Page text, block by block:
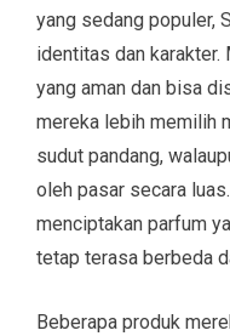
yang sedang populer,
identitas dan karakter.
yang aman dan bisa
mereka lebih memilih
sudut pandang,
oleh pasar secara
menciptakan parfum
tetap terasa berbeda
Beberapa produk